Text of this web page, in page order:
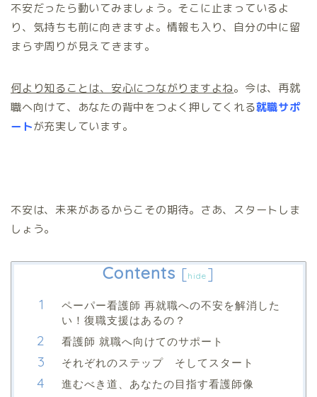
不安だったら動いてみましょう。そこに止まっているよ
り、気持ちも前に向きますよ。情報も入り、自分の中に留
まらず周りが見えてきます。
何より知ることは、安心につながりますよね。今は、再就
職へ向けて、あなたの背中をつよく押してくれる就職サポ
ートが充実しています。
不安は、未来があるからこその期待。さあ、スタートしま
しょう。
Contents [hide ]
ペーパー看護師 再就職への不安を解消した
い！復職支援はあるの？
看護師 就職へ向けてのサポート
それぞれのステップ そしてスタート
進むべき道、あなたの目指す看護師像